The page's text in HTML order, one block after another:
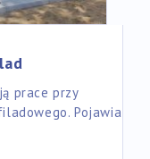
prace przy
Pojawia